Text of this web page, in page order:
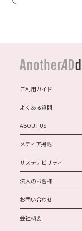
ご利用ガイド
よくある質問
ABOUT US
メディア掲載
サステナビリティ
法人のお客様
お問い合わせ
会社概要